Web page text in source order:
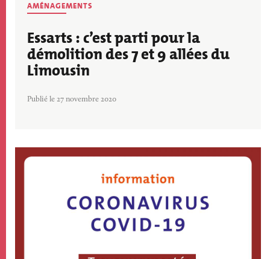
AMÉNAGEMENTS
Essarts : c’est parti pour la
démolition des 7 et 9 allées du
Limousin
Publié le 27 novembre 2020
Image